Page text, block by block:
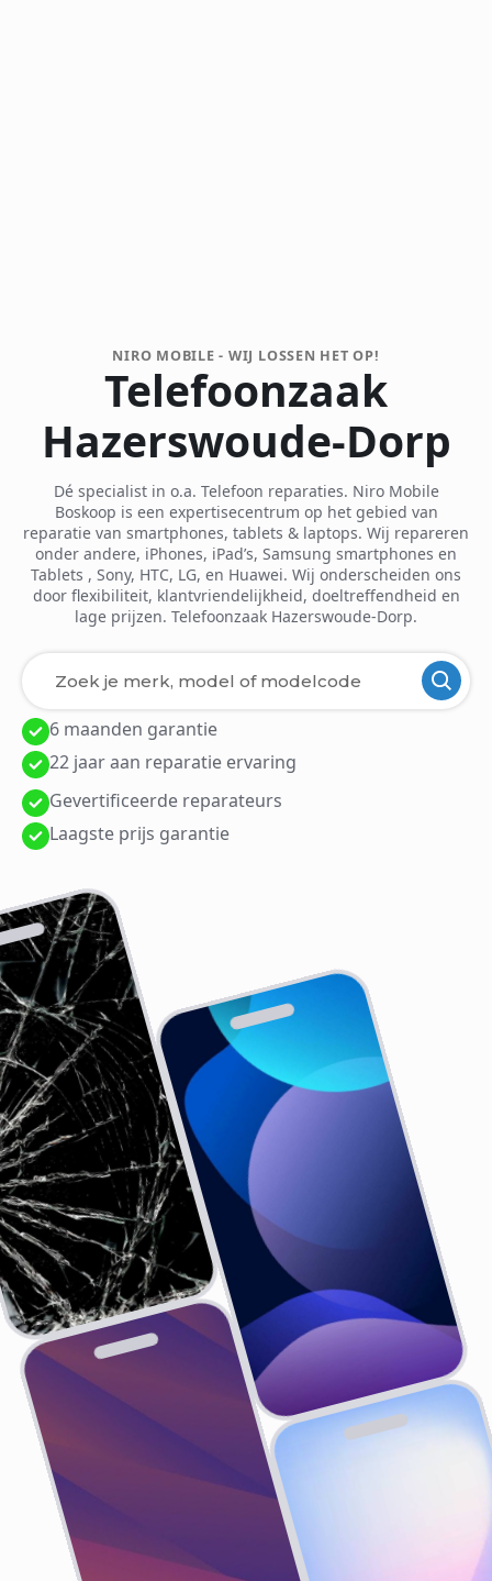
NIRO MOBILE - WIJ LOSSEN HET OP!
Telefoonzaak
Hazerswoude-Dorp
Dé specialist in o.a. Telefoon reparaties. Niro Mobile
Boskoop is een expertisecentrum op het gebied van
reparatie van smartphones, tablets & laptops. Wij repareren
onder andere, iPhones, iPad’s, Samsung smartphones en
Tablets , Sony, HTC, LG, en Huawei. Wij onderscheiden ons
door flexibiliteit, klantvriendelijkheid, doeltreffendheid en
lage prijzen. Telefoonzaak Hazerswoude-Dorp.
Laden van modellen..
6 maanden garantie
22 jaar aan reparatie ervaring
Gevertificeerde reparateurs
Laagste prijs garantie